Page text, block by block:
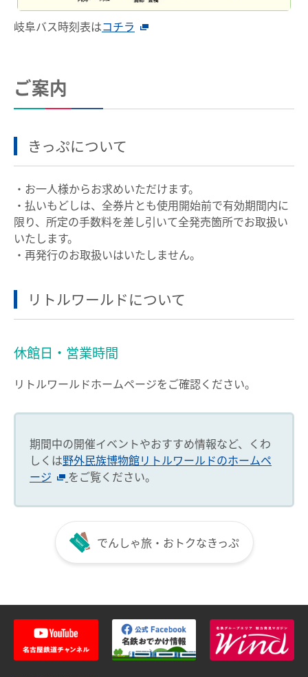
約款／manacaご利用ガイド
岐阜バス時刻表はコチラ
ご案内
きっぷについて
・お一人様からお求めいただけます。
・払いもどしは、全券片とも使用開始前で有効期間内に
限り、所定の手数料を差し引いて全発売箇所でお取扱い
いたします。
・再発行のお取扱いはいたしません。
リトルワールドについて
休館日・営業時間
リトルワールドホームページをご確認ください。
期間中の開催イベントやおすすめ情報など、くわ
しくは野外民族博物館リトルワールドのホームペ
ージ
をご覧ください。
でんしゃ旅・おトクなきっぷ